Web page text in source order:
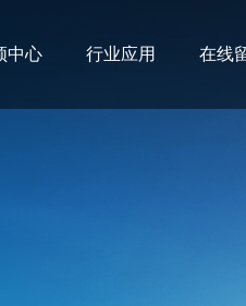
中心 行业应用 在线